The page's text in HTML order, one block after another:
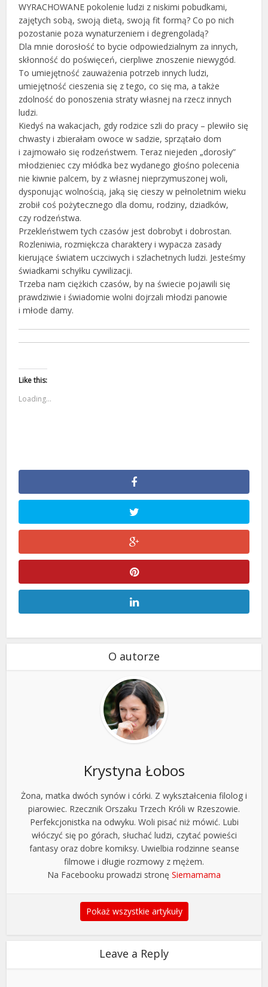
WYRACHOWANE pokolenie ludzi z niskimi pobudkami,
zajętych sobą, swoją dietą, swoją fit formą? Co po nich
pozostanie poza wynaturzeniem i degrengoladą?
Dla mnie dorosłość to bycie odpowiedzialnym za innych,
skłonność do poświęceń, cierpliwe znoszenie niewygód.
To umiejętność zauważenia potrzeb innych ludzi,
umiejętność cieszenia się z tego, co się ma, a także
zdolność do ponoszenia straty własnej na rzecz innych
ludzi.
Kiedyś na wakacjach, gdy rodzice szli do pracy – plewiło się
chwasty i zbierałam owoce w sadzie, sprzątało dom
i zajmowało się rodzeństwem. Teraz niejeden „dorosły”
młodzieniec czy młódka bez wydanego głośno polecenia
nie kiwnie palcem, by z własnej nieprzymuszonej woli,
dysponując wolnością, jaką się cieszy w pełnoletnim wieku
zrobił coś pożytecznego dla domu, rodziny, dziadków,
czy rodzeństwa.
Przekleństwem tych czasów jest dobrobyt i dobrostan.
Rozleniwia, rozmiękcza charaktery i wypacza zasady
kierujące światem uczciwych i szlachetnych ludzi. Jesteśmy
świadkami schyłku cywilizacji.
Trzeba nam ciężkich czasów, by na świecie pojawili się
prawdziwie i świadomie wolni dojrzali młodzi panowie
i młode damy.
Like this:
Loading...
O autorze
Krystyna Łobos
Żona, matka dwóch synów i córki. Z wykształcenia filolog i
piarowiec. Rzecznik Orszaku Trzech Króli w Rzeszowie.
Perfekcjonistka na odwyku. Woli pisać niż mówić. Lubi
włóczyć się po górach, słuchać ludzi, czytać powieści
fantasy oraz dobre komiksy. Uwielbia rodzinne seanse
filmowe i długie rozmowy z mężem.
Na Facebooku prowadzi stronę Siemamama
Pokaż wszystkie artykuły
Leave a Reply